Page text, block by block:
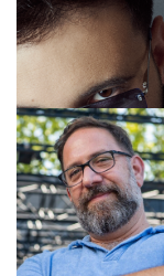
TÁMOGATÓI
TARTALOM
Forbes-sztori